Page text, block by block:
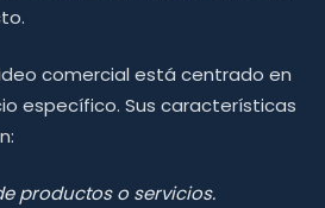
comercial está centrado en
específico. Sus características
productos o servicios.